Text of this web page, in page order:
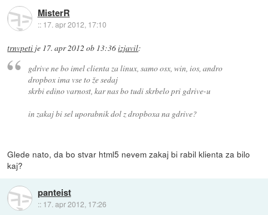
MisterR
:: 17. apr 2012, 17:10
trnvpeti je 17. apr 2012 ob 13:36izjavil:
gdrive ne bo imel clienta za linux, samo osx, win, ios, andro
dropbox ima vse to že sedaj
skrbi edino varnost, kar nas bo tudi skrbelo pri gdrive-u
in zakaj bi sel uporabnik dol z dropboxa na gdrive?
Glede nato, da bo stvar html5 nevem zakaj bi rabil klienta za bilo
kaj?
panteist
:: 17. apr 2012, 17:26